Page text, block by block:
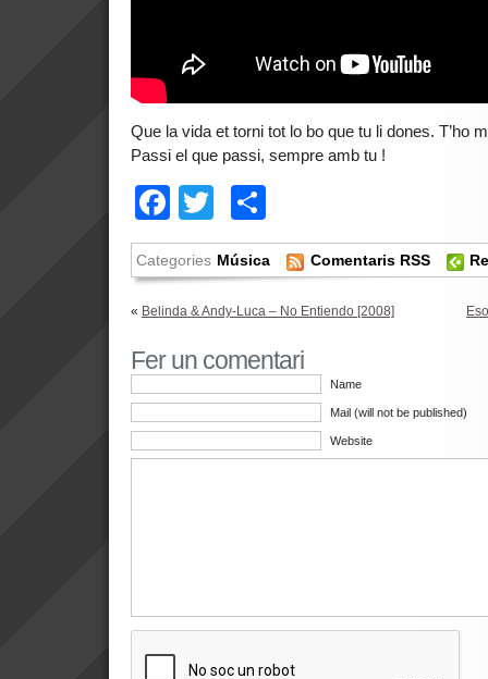
Que la vida et torni tot lo bo que tu li dones. T’ho
Passi el que passi, sempre amb tu !
Facebook
Twitter
Categories Música Comentaris RSS
« Belinda & Andy-Luca – No Entiendo [2008]
Fer un comentari
Name
Mail (will not be published)
Website